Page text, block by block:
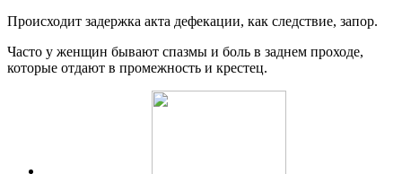
Происходит задержка акта дефекации, как следствие, запор.
Часто у женщин бывают спазмы и боль в заднем проходе,
которые отдают в промежность и крестец.